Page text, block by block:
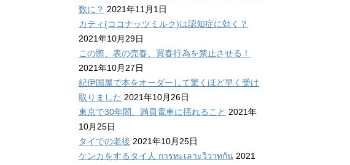
数に？ 2021年11月1日
カティ(ココナッツミルク)は認知症に効く？
2021年10月29日
この際、表の売春、買春行為を禁止させる！
2021年10月27日
紀伊国屋で本をオーダーして驚くほど早く受け
取りました 2021年10月26日
東京で30年間、満員電車に揺れること 2021年
10月25日
タイでの老後 2021年10月25日
ケンカをするタイ人 การทะเลาะวิวาทกัน 2021